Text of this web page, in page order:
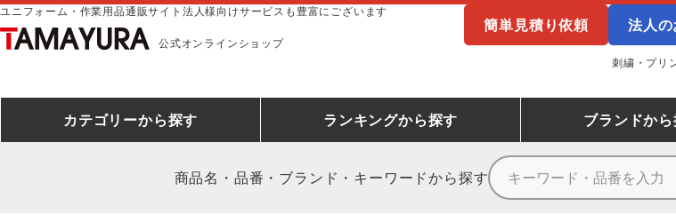
ユニフォーム・作業用品通販サイト法人様向けサービスも豊富にございます
公式オンラインショップ
簡単見積り依頼 法人の
刺繍・プリ
カテゴリーから探す ランキングから探す ブランドか
商品名・品番・ブランド・キーワードから探す